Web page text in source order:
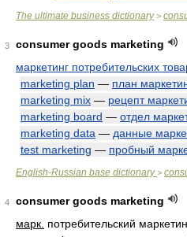
The ultimate business dictionary>
3
consumer goods marketing
маркетинг потребительских
marketing plan — план
marketing mix — рецепт
marketing board — отдел
marketing data — данные
test marketing — пробный
English-Russian base dictionary>
4
consumer goods marketing
марк. потребительский